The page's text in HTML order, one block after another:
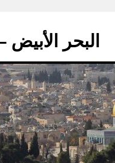
La mer blanche – البحر الأبيض